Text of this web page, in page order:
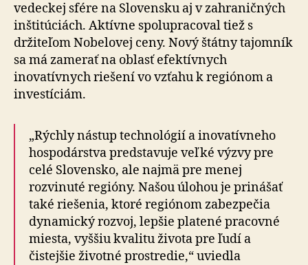
vedeckej sfére na Slovensku aj v zahraničných
inštitúciách. Aktívne spolupracoval tiež s
držiteľom Nobelovej ceny. Nový štátny tajomník
sa má zamerať na oblasť efektívnych
inovatívnych riešení vo vzťahu k regiónom a
investíciám.
„Rýchly nástup technológií a inovatívneho
hospodárstva predstavuje veľké výzvy pre
celé Slovensko, ale najmä pre menej
rozvinuté regióny. Našou úlohou je prinášať
také riešenia, ktoré regiónom zabezpečia
dynamický rozvoj, lepšie platené pracovné
miesta, vyššiu kvalitu života pre ľudí a
čistejšie životné prostredie,“ uviedla